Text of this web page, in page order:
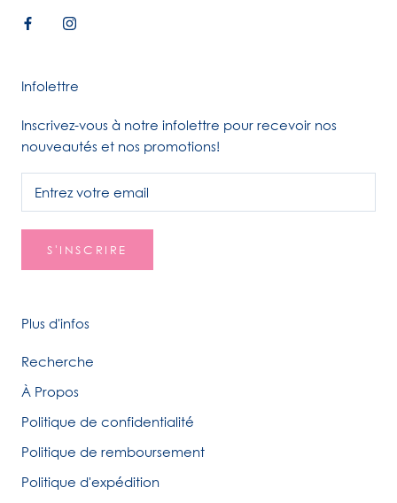
Infolettre
Inscrivez-vous à notre infolettre pour recevoir nos
nouveautés et nos promotions!
S'INSCRIRE
Plus d'infos
Recherche
À Propos
Politique de confidentialité
Politique de remboursement
Politique d'expédition